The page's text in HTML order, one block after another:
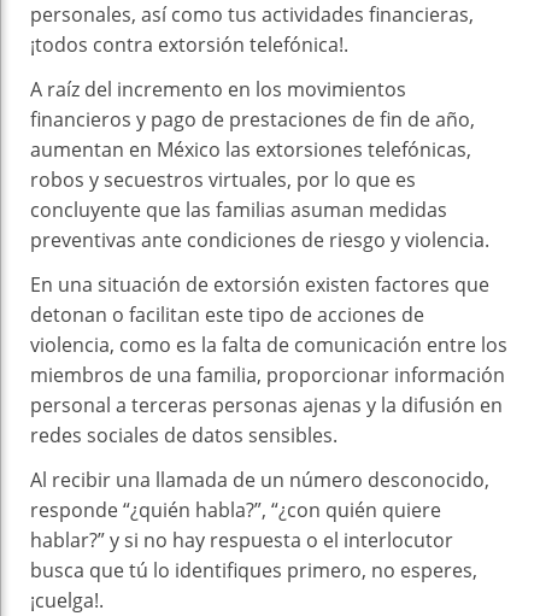
personales, así como tus actividades financieras,
¡todos contra extorsión telefónica!.
A raíz del incremento en los movimientos
financieros y pago de prestaciones de fin de año,
aumentan en México las extorsiones telefónicas,
robos y secuestros virtuales, por lo que es
concluyente que las familias asuman medidas
preventivas ante condiciones de riesgo y violencia.
En una situación de extorsión existen factores que
detonan o facilitan este tipo de acciones de
violencia, como es la falta de comunicación entre los
miembros de una familia, proporcionar información
personal a terceras personas ajenas y la difusión en
redes sociales de datos sensibles.
Al recibir una llamada de un número desconocido,
responde “¿quién habla?”, “¿con quién quiere
hablar?” y si no hay respuesta o el interlocutor
busca que tú lo identifiques primero, no esperes,
¡cuelga!.